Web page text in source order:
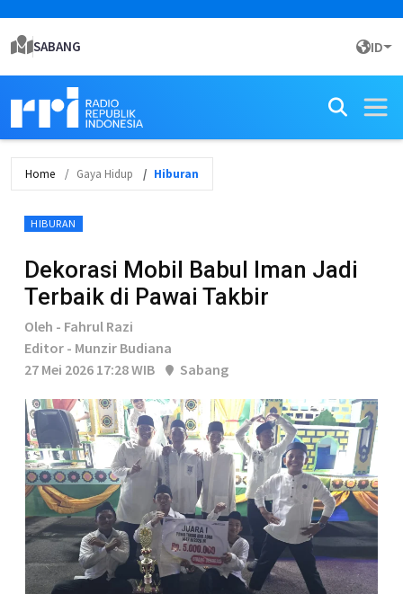
SABANG ID
Home Gaya Hidup Hiburan
HIBURAN
Dekorasi Mobil Babul Iman Jadi
Terbaik di Pawai Takbir
Oleh - Fahrul Razi
Editor - Munzir Budiana
27 Mei 2026 17:28 WIB
Sabang